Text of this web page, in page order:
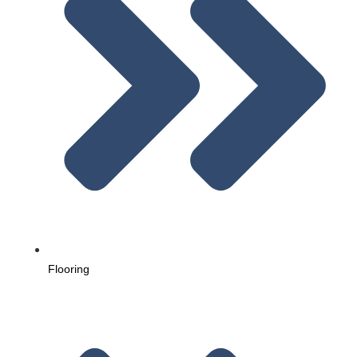
Flooring